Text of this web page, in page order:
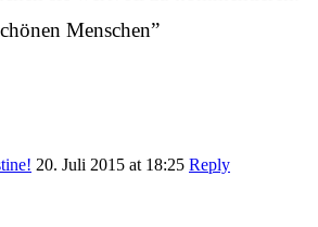
Menschen”
20. Juli 2015 at 18:25 Reply